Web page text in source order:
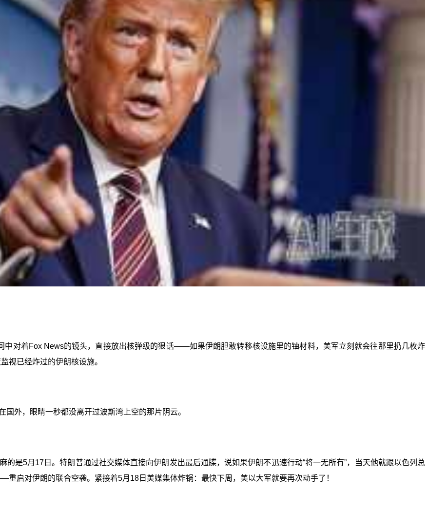
中对着Fox News的镜头，直接放出核弹级的狠话——如果伊朗胆敢转移核设施里的铀材料，美军立刻就会往那里扔几枚炸
视已经炸过的伊朗核设施。
国外，眼睛一秒都没离开过波斯湾上空的那片阴云。
的是5月17日。特朗普通过社交媒体直接向伊朗发出最后通牒，说如果伊朗不迅速行动“将一无所有”，当天他就跟以色列总
启对伊朗的联合空袭。紧接着5月18日美媒集体炸锅：最快下周，美以大军就要再次动手了！